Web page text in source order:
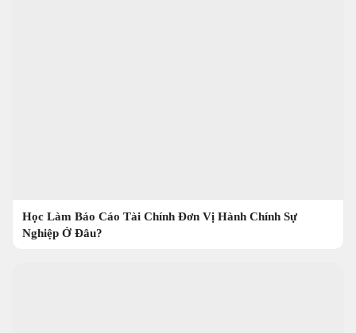
Học Làm Báo Cáo Tài Chính Đơn Vị Hành Chính Sự
Nghiệp Ở Đâu?